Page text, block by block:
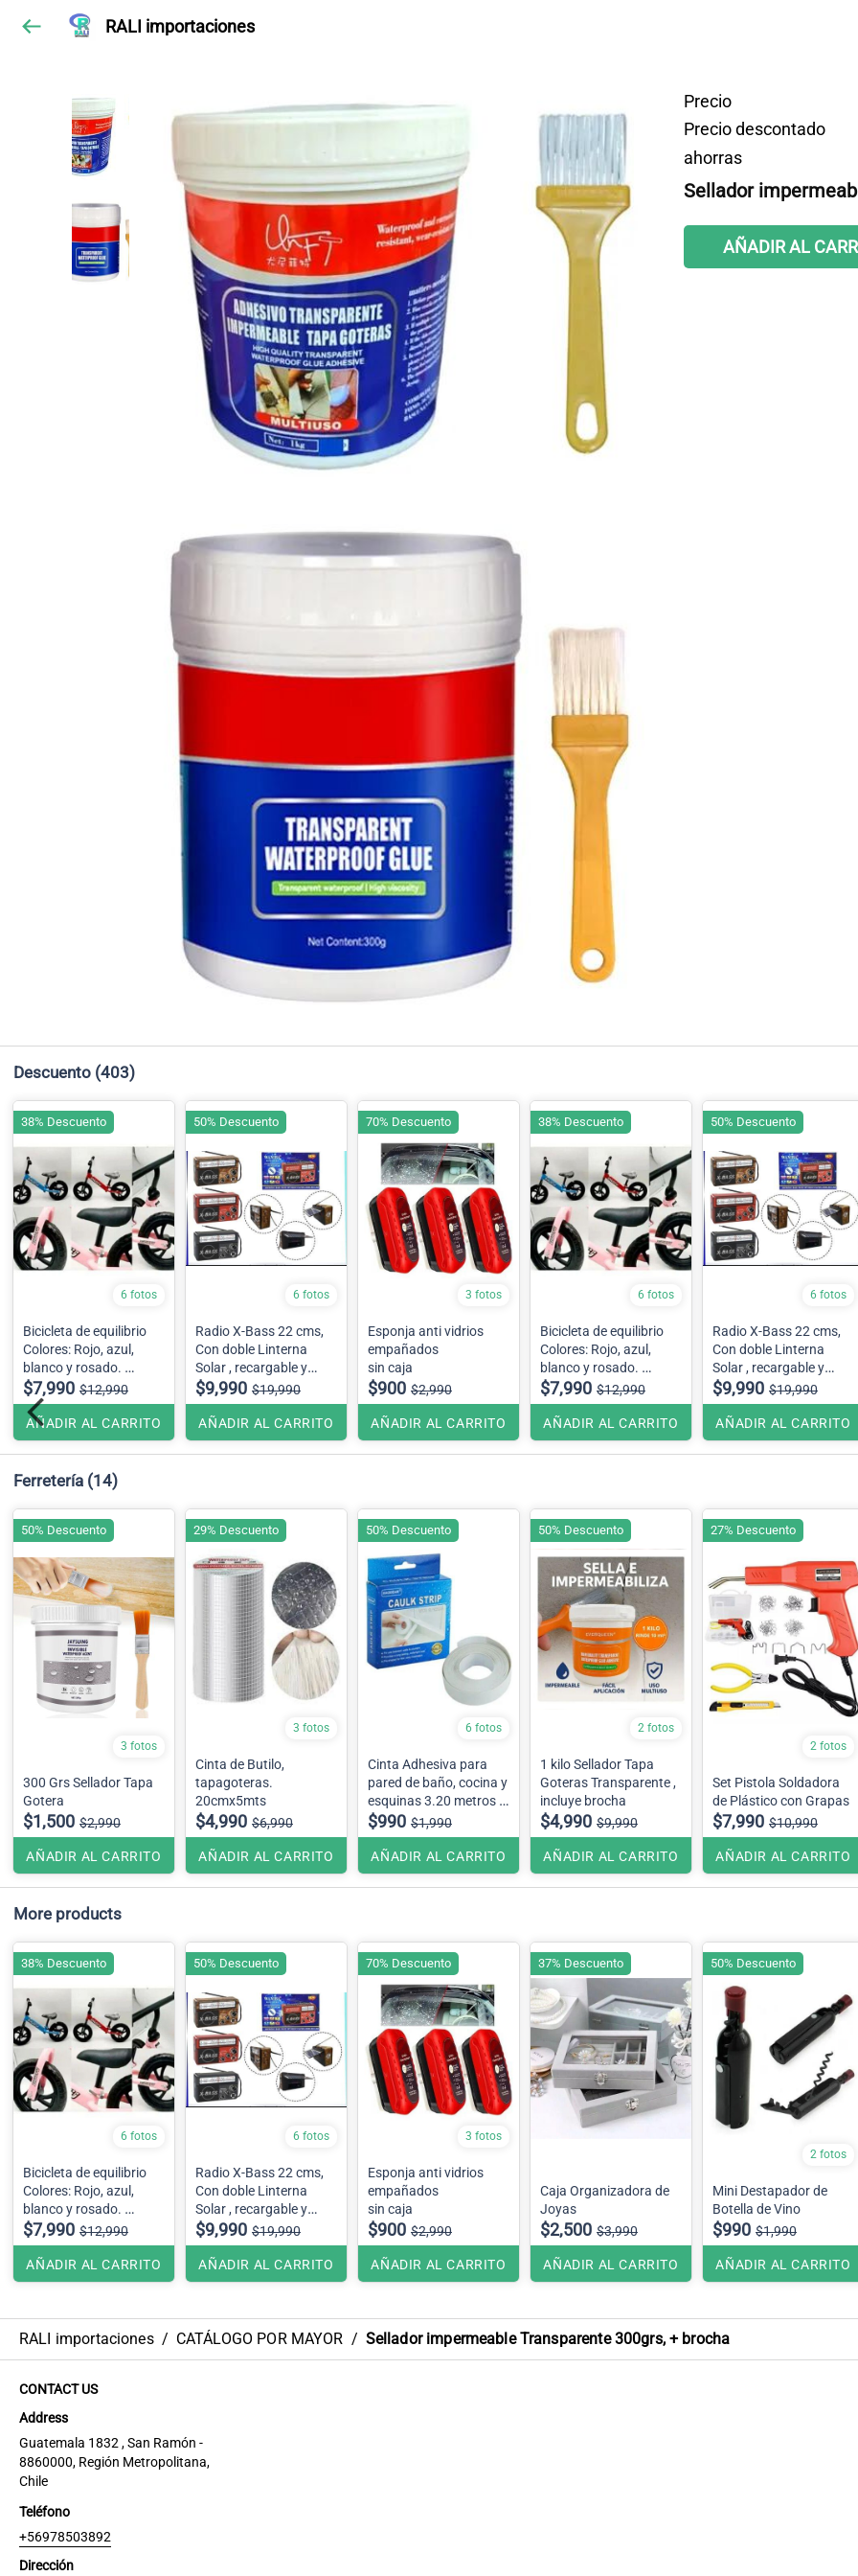
RALI importaciones
Precio
Precio descontado
ahorras
Sellador
AÑADIR AL
Descuento (403)
6 fotos
Bicicleta de equilibrio
Colores: Rojo, azul,
blanco y rosado.
Se envían colores
surtidos
$7,990 $12,990
AÑADIR AL CARRITO
38% Descuento
6 fotos
Radio X-Bass 22 cms,
Con doble Linterna
Solar , recargable y
pilas con Bluetooth ,
pendrive radio FM y AM
$9,990 $19,990
AÑADIR AL CARRITO
50% Descuento
3 fotos
Esponja anti vidrios
empañados
sin caja
$900 $2,990
AÑADIR AL CARRITO
70% Descuento
6 fotos
Bicicleta de equilibrio
Colores: Rojo, azul,
blanco y rosado.
Se envían colores
surtidos
$7,990 $12,990
AÑADIR AL CARRITO
38% Descuento
6 fotos
Radio X-Bass 22 cms,
Con doble Linterna
Solar , recargable y
pilas con Bluetooth ,
pendrive radio FM y AM
$9,990 $19,990
AÑADIR AL CARRITO
50% Descuento
Ferretería (14)
3 fotos
300 Grs Sellador Tapa
Gotera
$1,500 $2,990
AÑADIR AL CARRITO
50% Descuento
3 fotos
Cinta de Butilo,
tapagoteras.
20cmx5mts
$4,990 $6,990
AÑADIR AL CARRITO
29% Descuento
6 fotos
Cinta Adhesiva para
pared de baño, cocina y
esquinas 3.20 metros x
4 cms
$990 $1,990
AÑADIR AL CARRITO
50% Descuento
2 fotos
1 kilo Sellador Tapa
Goteras Transparente ,
incluye brocha
$4,990 $9,990
AÑADIR AL CARRITO
50% Descuento
2 fotos
Set Pistola Soldadora
de Plástico con Grapas
$7,990 $10,990
AÑADIR AL CARRITO
27% Descuento
More products
6 fotos
Bicicleta de equilibrio
Colores: Rojo, azul,
blanco y rosado.
Se envían colores
surtidos
$7,990 $12,990
AÑADIR AL CARRITO
38% Descuento
6 fotos
Radio X-Bass 22 cms,
Con doble Linterna
Solar , recargable y
pilas con Bluetooth ,
pendrive radio FM y AM
$9,990 $19,990
AÑADIR AL CARRITO
50% Descuento
3 fotos
Esponja anti vidrios
empañados
sin caja
$900 $2,990
AÑADIR AL CARRITO
70% Descuento
Caja Organizadora de
Joyas
$2,500 $3,990
AÑADIR AL CARRITO
37% Descuento
2 fotos
Mini Destapador de
Botella de Vino
$990 $1,990
AÑADIR AL CARRITO
50% Descuento
RALI importaciones / CATÁLOGO POR MAYOR / Sellador impermeable Transparente 300grs, + brocha
CONTACT US
Address
Guatemala 1832 , San Ramón -
8860000, Región Metropolitana,
Chile
Teléfono
+56978503892
Dirección